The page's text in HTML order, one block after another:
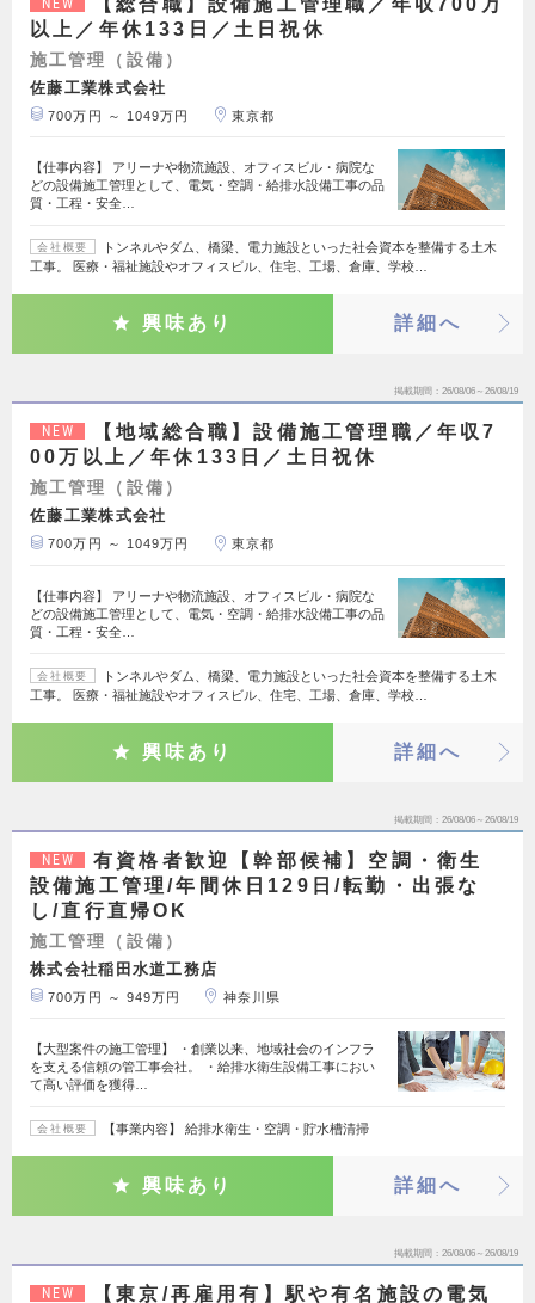
NEW
【総合職】設備施工管理職／年収700万
以上／年休133日／土日祝休
施工管理（設備）
佐藤工業株式会社
700万円 ～ 1049万円 東京都
【仕事内容】 アリーナや物流施設、オフィスビル・病院な
どの設備施工管理として、電気・空調・給排水設備工事の品
質・工程・安全…
会社概要
トンネルやダム、橋梁、電力施設といった社会資本を整備する土木
工事。 医療・福祉施設やオフィスビル、住宅、工場、倉庫、学校…
興味あり 詳細へ
掲載期間 26/08/06～26/08/19
NEW
【地域総合職】設備施工管理職／年収7
00万以上／年休133日／土日祝休
施工管理（設備）
佐藤工業株式会社
700万円 ～ 1049万円 東京都
【仕事内容】 アリーナや物流施設、オフィスビル・病院な
どの設備施工管理として、電気・空調・給排水設備工事の品
質・工程・安全…
会社概要
トンネルやダム、橋梁、電力施設といった社会資本を整備する土木
工事。 医療・福祉施設やオフィスビル、住宅、工場、倉庫、学校…
興味あり 詳細へ
掲載期間 26/08/06～26/08/19
NEW
有資格者歓迎【幹部候補】空調・衛生
設備施工管理/年間休日129日/転勤・出張な
し/直行直帰OK
施工管理（設備）
株式会社稲田水道工務店
700万円 ～ 949万円 神奈川県
【大型案件の施工管理】 ・創業以来、地域社会のインフラ
を支える信頼の管工事会社。 ・給排水衛生設備工事におい
て高い評価を獲得…
会社概要 【事業内容】 給排水衛生・空調・貯水槽清掃
興味あり 詳細へ
掲載期間 26/08/06～26/08/19
NEW
【東京/再雇用有】駅や有名施設の電気